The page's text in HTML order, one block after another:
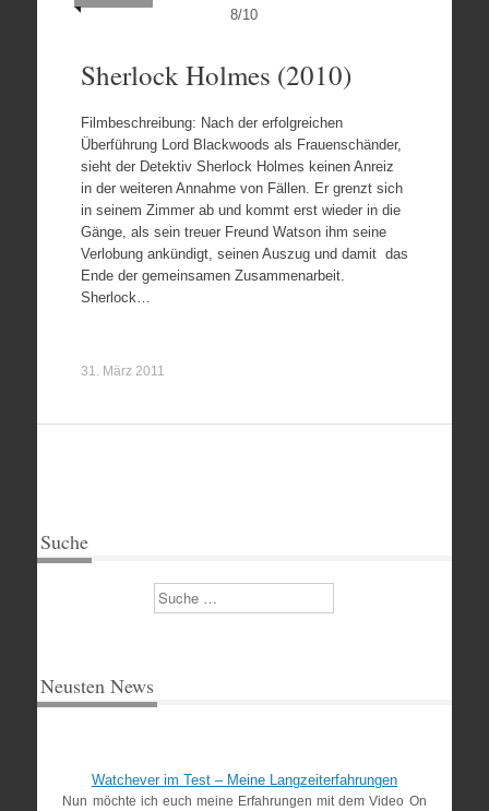
8/10
Sherlock Holmes (2010)
Filmbeschreibung: Nach der erfolgreichen
Überführung Lord Blackwoods als Frauenschänder,
sieht der Detektiv Sherlock Holmes keinen Anreiz
in der weiteren Annahme von Fällen. Er grenzt sich
in seinem Zimmer ab und kommt erst wieder in die
Gänge, als sein treuer Freund Watson ihm seine
Verlobung ankündigt, seinen Auszug und damit das
Ende der gemeinsamen Zusammenarbeit.
Sherlock…
31. März 2011
Suche
Suchen
Neusten News
Watchever im Test – Meine Langzeiterfahrungen
Nun möchte ich euch meine Erfahrungen mit dem Video On